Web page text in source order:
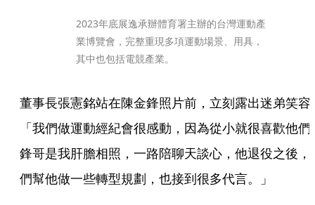
2023年底展逸承辦體育署主辦的台灣運動產
業博覽會，完整重現多項運動場景、用具，
其中也包括電競產業。
董事長張憲銘站在陳金鋒照片前，立刻露出迷弟笑容
「我們做運動經紀會很感動，因為從小就很喜歡他們
鋒哥是我肝膽相照，一路陪聊天談心，他退役之後，
們幫他做一些轉型規劃，也接到很多代言。」